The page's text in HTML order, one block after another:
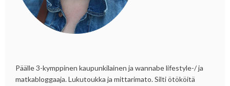
Päälle 3-kymppinen kaupunkilainen ja wannabe lifestyle-/ ja
matkabloggaaja. Lukutoukka ja mittarimato. Silti ötököitä